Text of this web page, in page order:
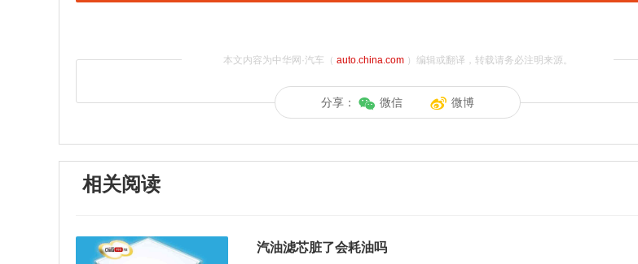
本文内容为中华网·汽车（ auto.china.com）编辑或翻译，转载请务必注明来源。
分享： 微信 微博
相关阅读
汽油滤芯脏了会耗油吗